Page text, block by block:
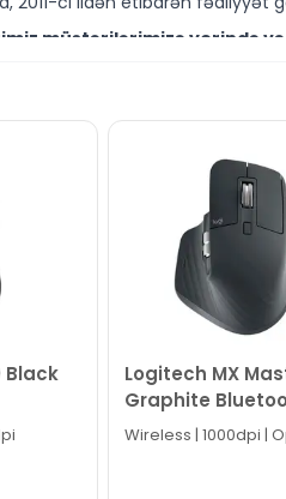
müştərilərimizə yerində
005905 modelini Bakıda
ilə bağlı
mütəxəssislərimiz hər gün
910-005905 modeli ilə bağlı
ilə qeydiyyat edə və ya
Black
Logitech MX
Graphite
Mouse 910-
Wireless | 1000dpi |